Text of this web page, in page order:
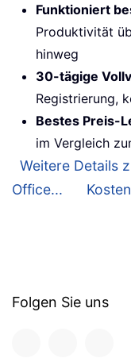
Funktioniert
Produktivität
hinweg
30-tägige
Registrierung,
Bestes Preis-
im Vergleich
Weitere Details
Office...
Folgen Sie uns